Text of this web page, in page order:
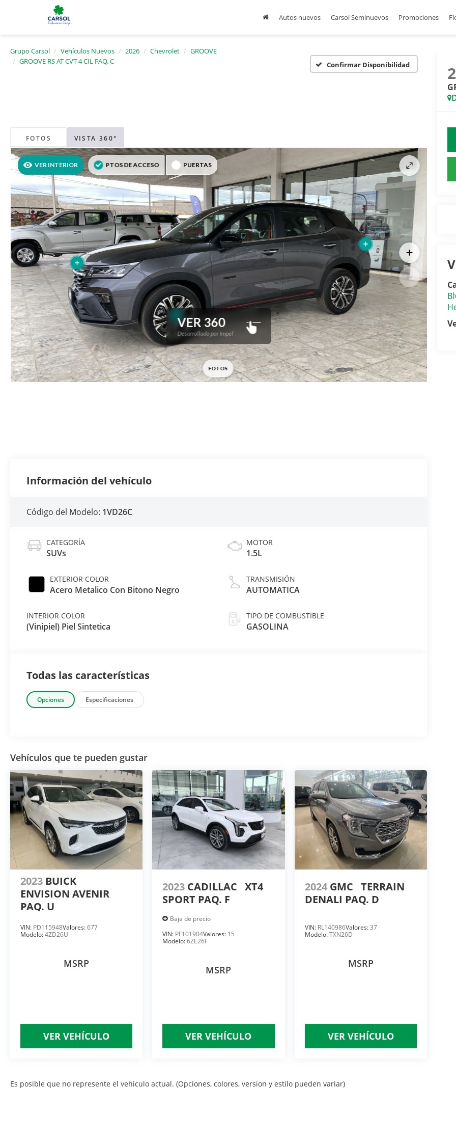
Autos nuevos Carsol Seminuevos Promociones
Grupo Carsol Vehículos Nuevos 2026 Chevrolet
GROOVE
GROOVE RS AT CVT 4 CIL PAQ. C
Confirmar Disponibilidad
FOTOS VISTA 360°
Información del vehículo
Código del Modelo: 1VD26C
CATEGORÍA
SUVs
EXTERIOR COLOR
Acero Metalico Con Bitono Negro
INTERIOR COLOR
(Vinipiel) Piel Sintetica
MOTOR
1.5L
TRANSMISIÓN
AUTOMATICA
TIPO DE COMBUSTIBLE
GASOLINA
Todas las características
Opciones Especificaciones
Vehículos que te pueden gustar
2023 BUICK
ENVISION AVENIR
PAQ. U
VIN: PD115948Valores:677
Modelo:4ZD26U
MSRP
VER VEHÍCULO
2023 CADILLAC
XT4
SPORT PAQ. F
Baja de precio
VIN: PF101904Valores: 15
Modelo:6ZE26F
MSRP
VER VEHÍCULO
2024 GMC TERRAIN
DENALI PAQ. D
VIN: RL140986Valores:37
Modelo:TXN26D
MSRP
VER VEHÍCULO
Es posible que no represente el vehiculo actual. (Opciones, colores, version y estilo pueden variar)